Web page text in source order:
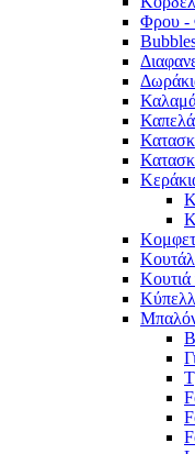
Φρου -
Κουτιά